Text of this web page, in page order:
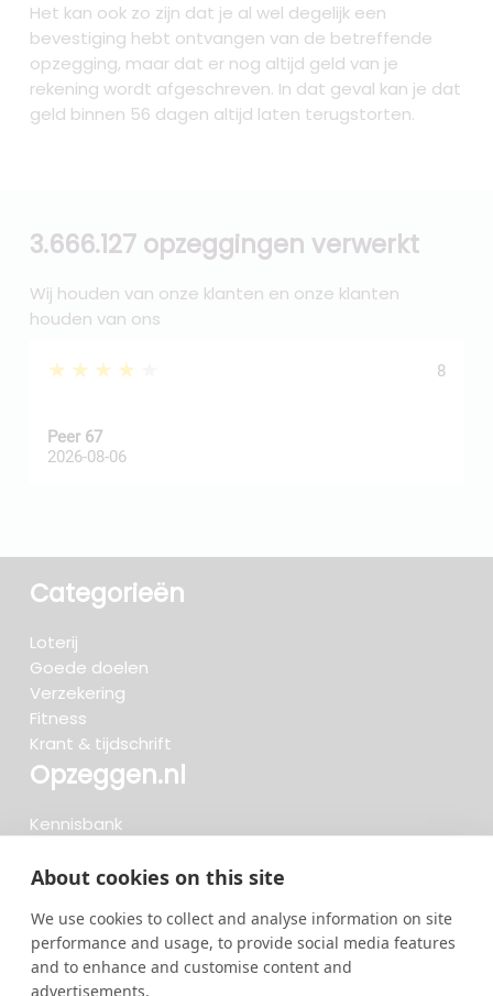
About cookies on this site
We use cookies to collect and analyse information on site
performance and usage, to provide social media features
and to enhance and customise content and
advertisements.
Het kan ook zo zijn dat je al wel degelijk een
bevestiging hebt ontvangen van de betreffende
opzegging, maar dat er nog altijd geld van je
rekening wordt afgeschreven. In dat geval kan je dat
geld binnen 56 dagen altijd laten terugstorten.
3.666.127 opzeggingen verwerkt
Wij houden van onze klanten en onze klanten
houden van ons
★★★★★ 8
Peer 67
2026-08-06
Categorieën
Loterij
Goede doelen
Verzekering
Fitness
Krant & tijdschrift
Opzeggen.nl
Kennisbank
Beoordelingen
Meteen opzeggen